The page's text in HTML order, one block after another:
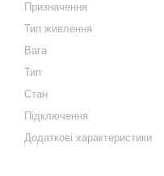
Призначення
Тип живлення
Вага
Тип
Стан
Підключення
Додаткові характеристики